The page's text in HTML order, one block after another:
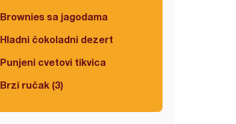
Brownies sa jagodama
Hladni čokoladni dezert
Punjeni cvetovi tikvica
Brzi ručak (3)